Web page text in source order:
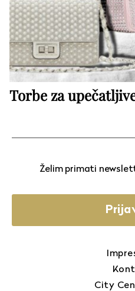
Torbe za
Želim primati
City